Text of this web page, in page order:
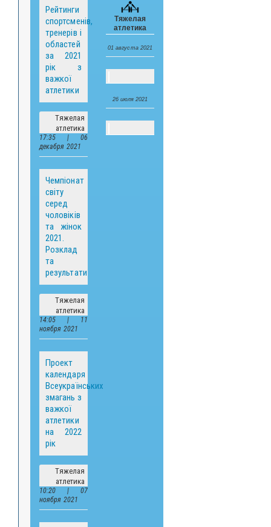
Рейтинги
спортсменів,
тренерів і
областей
за 2021
рік з
важкої
атлетики
Тяжелая
атлетика
17:35 | 06
декабря 2021
Чемпіонат
світу
серед
чоловіків
та жінок
2021.
Розклад
та
результати
Тяжелая
атлетика
14:05 | 11
ноября 2021
Проект
календаря
Всеукраїнських
змагань з
важкої
атлетики
на 2022
рік
Тяжелая
атлетика
10:20 | 07
ноября 2021
Тяжелая
атлетика
01 августа 2021
26 июля 2021